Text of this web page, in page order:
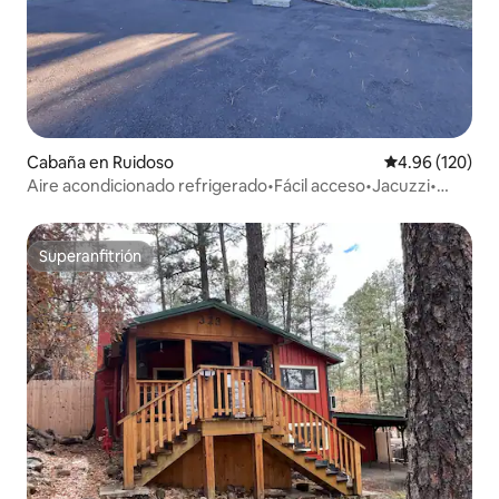
Cabaña en Ruidoso Calificación
4.96 (120)
Aire acondicionado refrigerado•Fácil acceso•Jacuzzi•
Superanfitrión
Superanfitrión